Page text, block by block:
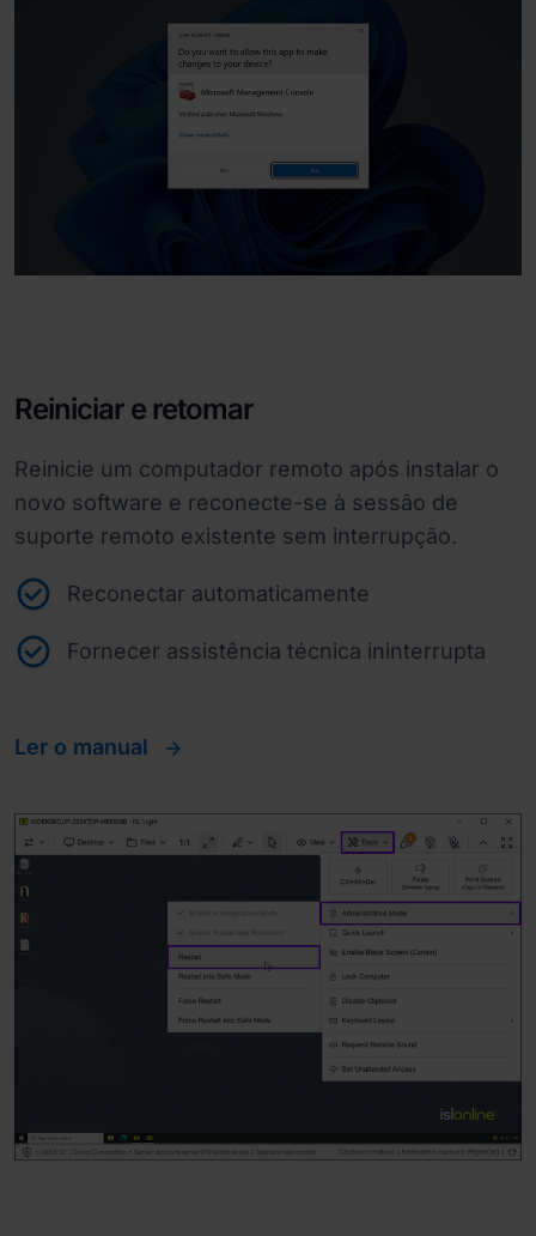
Reiniciar e retomar
Reinicie um computador remoto após instalar o
novo software e reconecte-se à sessão de
suporte remoto existente sem interrupção.
Reconectar automaticamente
Fornecer assistência técnica ininterrupta
Ler o manual